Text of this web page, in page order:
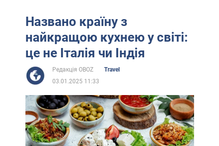
Названо країну з
найкращою кухнею у світі:
це не Італія чи Індія
Редакція OBOZ
Travel
03.01.2025 11:33